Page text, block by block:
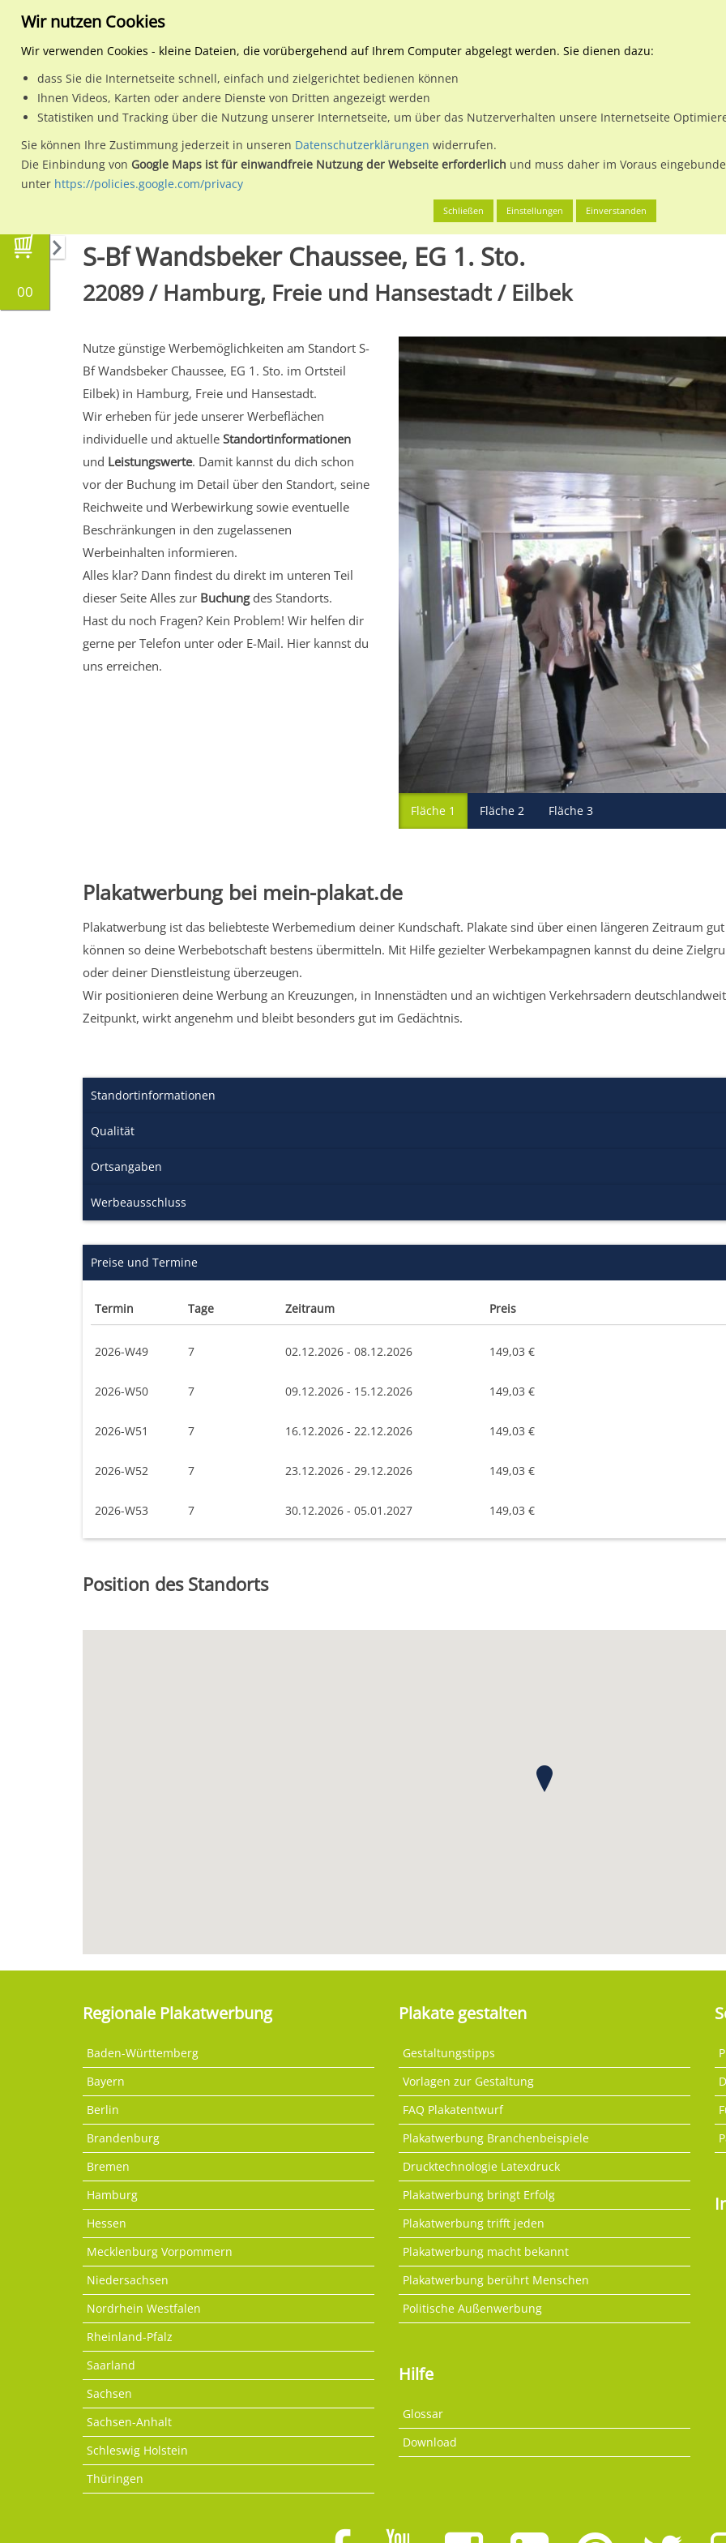
Planen & Buchen Plakatwerbung
Wähle den Werbestandort:
00
Hamburg, Freie und Hansestadt S-Bf Wandsbeker Chaussee, EG 1. Sto.
S-Bf Wandsbeker Chaussee, EG 1. Sto.
22089 / Hamburg, Freie und Hansestadt / Eilbek
Nutze günstige Werbemöglichkeiten am Standort S-
Bf Wandsbeker Chaussee, EG 1. Sto. im Ortsteil
Eilbek) in Hamburg, Freie und Hansestadt.
Wir erheben für jede unserer Werbeflächen
individuelle und aktuelle Standortinformationen
und Leistungswerte. Damit kannst du dich schon
vor der Buchung im Detail über den Standort, seine
Reichweite und Werbewirkung sowie eventuelle
Beschränkungen in den zugelassenen
Werbeinhalten informieren.
Alles klar? Dann findest du direkt im unteren Teil
dieser Seite Alles zur Buchungdes Standorts.
Hast du noch Fragen? Kein Problem! Wir helfen dir
gerne per Telefon unter oder E-Mail. Hier kannst du
uns erreichen.
Fläche 1 Fläche 2 Fläche 3
Plakatwerbung bei mein-plakat.de
Plakatwerbung ist das beliebteste Werbemedium deiner Kundschaft. Plakate sind über einen längeren Zeitraum
können so deine Werbebotschaft bestens übermitteln. Mit Hilfe gezielter Werbekampagnen kannst du deine
oder deiner Dienstleistung überzeugen.
Wir positionieren deine Werbung an Kreuzungen, in Innenstädten und an wichtigen Verkehrsadern
Zeitpunkt, wirkt angenehm und bleibt besonders gut im Gedächtnis.
Standortinformationen
Qualität
Ortsangaben
Werbeausschluss
Preise und Termine
Termin Tage Zeitraum Preis
2026-W49 7 02.12.2026 - 08.12.2026 149,03 €
2026-W50 7 09.12.2026 - 15.12.2026 149,03 €
2026-W51 7 16.12.2026 - 22.12.2026 149,03 €
2026-W52 7 23.12.2026 - 29.12.2026 149,03 €
2026-W53 7 30.12.2026 - 05.01.2027 149,03 €
Position des Standorts
Regionale Plakatwerbung
Baden-Württemberg
Bayern
Berlin
Brandenburg
Bremen
Hamburg
Hessen
Mecklenburg Vorpommern
Niedersachsen
Nordrhein Westfalen
Rheinland-Pfalz
Saarland
Sachsen
Sachsen-Anhalt
Schleswig Holstein
Thüringen
Plakate gestalten
Gestaltungstipps
Vorlagen zur Gestaltung
FAQ Plakatentwurf
Plakatwerbung Branchenbeispiele
Drucktechnologie Latexdruck
Plakatwerbung bringt Erfolg
Plakatwerbung trifft jeden
Plakatwerbung macht bekannt
Plakatwerbung berührt Menschen
Politische Außenwerbung
Hilfe
Glossar
Download
Wir nutzen Cookies
Wir verwenden Cookies - kleine Dateien, die vorübergehend auf Ihrem Computer abgelegt werden. Sie dienen dazu:
dass Sie die Internetseite schnell, einfach und zielgerichtet bedienen können
Ihnen Videos, Karten oder andere Dienste von Dritten angezeigt werden
Statistiken und Tracking über die Nutzung unserer Internetseite, um über das Nutzerverhalten unsere Internetseite
Sie können Ihre Zustimmung jederzeit in unseren Datenschutzerklärungen widerrufen.
Die Einbindung von Google Maps ist für einwandfreie Nutzung der Webseite erforderlich und muss daher im Voraus
unter https://policies.google.com/privacy
Schließen Einstellungen Einverstanden